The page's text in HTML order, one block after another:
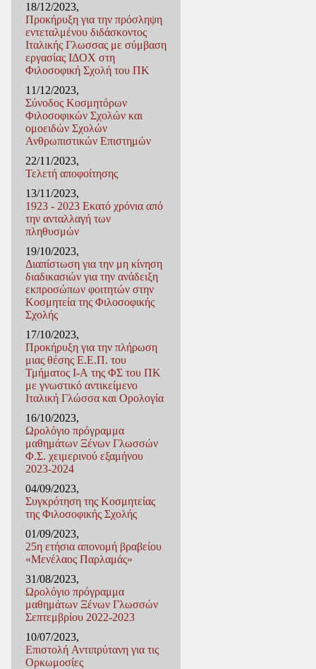
18/12/2023,
Προκήρυξη για την πρόσληψη
εντεταλμένου διδάσκοντος
Ιταλικής Γλωσσας με σύμβαση
εργασίας ΙΔΟΧ στη
Φιλοσοφική Σχολή του ΠΚ
11/12/2023,
Σύνοδος Κοσμητόρων
Φιλοσοφικών Σχολών και
ομοειδών Σχολών
Ανθρωπιστικών Επιστημών
22/11/2023,
Τελετή αποφοίτησης
13/11/2023,
1923 - 2023 Εκατό χρόνια από
την ανταλλαγή των
πληθυσμών
19/10/2023,
Διαπίστωση για την μη κίνηση
διαδικασιών για την ανάδειξη
εκπροσώπων φοιτητών στην
Κοσμητεία της Φιλοσοφικής
Σχολής
17/10/2023,
Προκήρυξη για την πλήρωση
μιας θέσης Ε.E.Π. του
Τμήματος I-Α της ΦΣ του ΠΚ
με γνωστικό αντικείμενο
Ιταλική Γλώσσα και Ορολογία
16/10/2023,
Ωρολόγιο πρόγραμμα
μαθημάτων Ξένων Γλωσσών
Φ.Σ. χειμερινού εξαμήνου
2023-2024
04/09/2023,
Συγκρότηση της Κοσμητείας
της Φιλοσοφικής Σχολής
01/09/2023,
25η ετήσια απονομή βραβείου
«Μενέλαος Παρλαμάς»
31/08/2023,
Ωρολόγιο πρόγραμμα
μαθημάτων Ξένων Γλωσσών
Σεπτεμβρίου 2022-2023
10/07/2023,
Επιστολή Αντιπρύτανη για τις
Ορκωμοσίες